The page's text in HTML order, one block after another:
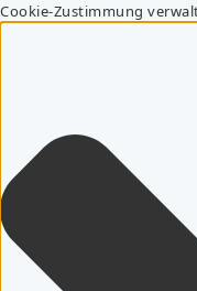
Cookie-Zustimmung